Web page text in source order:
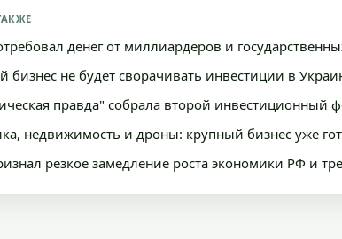
денег от миллиардеров и
бизнес не будет сворачивать инвестиции в
правда" собрала второй инвестиционный
недвижимость и дроны: крупный бизнес уже
резкое замедление роста экономики РФ и